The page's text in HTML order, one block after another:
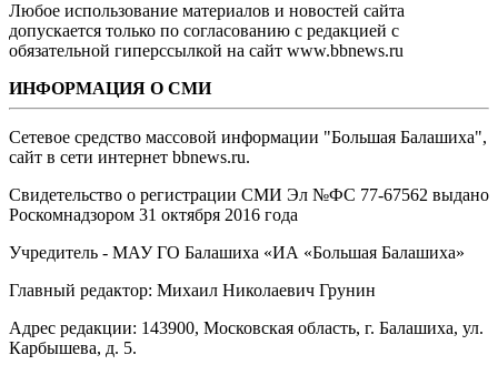
Любое использование материалов и новостей сайта
допускается только по согласованию с редакцией с
обязательной гиперссылкой на сайт www.bbnews.ru
ИНФОРМАЦИЯ О СМИ
Сетевое средство массовой информации "Большая Балашиха",
сайт в сети интернет bbnews.ru.
Свидетельство о регистрации СМИ Эл №ФС ‎77-67562 выдано
Роскомнадзором 31 октября 2016 года
Учредитель - МАУ ГО Балашиха «ИА «Большая Балашиха»
Главный редактор: Михаил Николаевич Грунин
Адрес редакции: 143900, Московская область, г. Балашиха, ул.
Карбышева, д. 5.